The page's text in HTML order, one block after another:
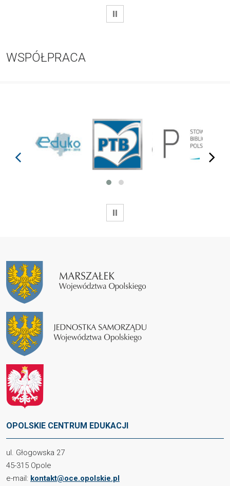
WSTRZYMAJ
WSPÓŁPRACA
prev next
WSTRZYMAJ
OPOLSKIE CENTRUM EDUKACJI
ul. Głogowska 27
45-315 Opole
e-mail: kontakt@oce.opolskie.pl